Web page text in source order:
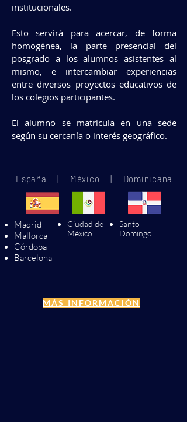
institucionales.
Esto servirá para acercar, de forma
homogénea, la parte presencial del
posgrado a los alumnos asistentes al
mismo, e intercambiar experiencias
entre diversos proyectos educativos de
los colegios participantes.
El alumno se matricula en una sede
según su cercanía o interés geográfico.
España | México | Dominicana
Madrid
Mallorca
Córdoba
Barcelona
Ciudad de
México
Santo
Domingo
MÁS INFORMACIÓN